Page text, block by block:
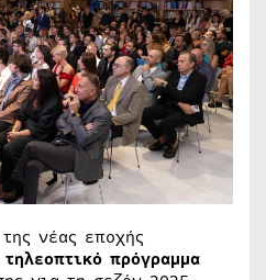
της νέας εποχής
πρόγραμμα